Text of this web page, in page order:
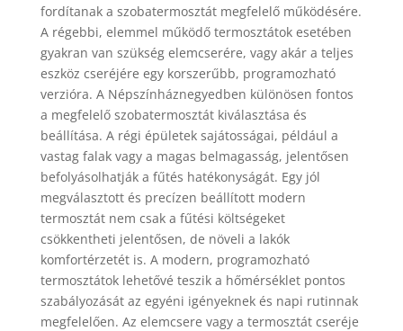
fordítanak a szobatermosztát megfelelő működésére.
A régebbi, elemmel működő termosztátok esetében
gyakran van szükség elemcserére, vagy akár a teljes
eszköz cseréjére egy korszerűbb, programozható
verzióra. A Népszínháznegyedben különösen fontos
a megfelelő szobatermosztát kiválasztása és
beállítása. A régi épületek sajátosságai, például a
vastag falak vagy a magas belmagasság, jelentősen
befolyásolhatják a fűtés hatékonyságát. Egy jól
megválasztott és precízen beállított modern
termosztát nem csak a fűtési költségeket
csökkentheti jelentősen, de növeli a lakók
komfortérzetét is. A modern, programozható
termosztátok lehetővé teszik a hőmérséklet pontos
szabályozását az egyéni igényeknek és napi rutinnak
megfelelően. Az elemcsere vagy a termosztát cseréje